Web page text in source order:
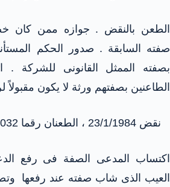
الطعن بالنقض . جوازه ممن كان
صفته السابقة . صدور الحكم
بصفته الممثل القانونى للشركة .
الطاعنين بصفتهم ورثة لا يكون
نقض 23/1/1984 ، الطعنان رقما 1032 ، 2434 لسنة 52 ق
اكتساب المدعى الصفة فى رفع
العيب الذى شاب صفته عند رفعها